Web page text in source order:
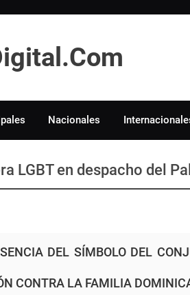
Nacionales
LGBT en despacho del
DEL SÍMBOLO DEL
CONTRA LA FAMILIA